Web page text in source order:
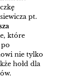
pt.
które
nie tylko
hołd dla